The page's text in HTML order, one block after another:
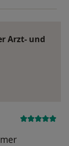
Arzt- und